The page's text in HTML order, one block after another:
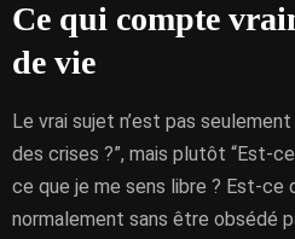
Ce qui compte
de vie
Le vrai sujet n’est pas
des crises ?”, mais plutôt “Est-
ce que je me sens libre ? Est-ce
normalement sans être obsédé